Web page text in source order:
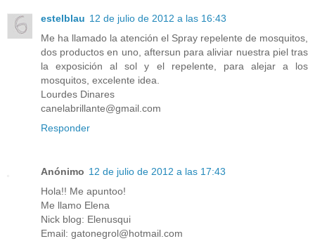
estelblau 12 de julio de 2012 a las 16:43
Me ha llamado la atención el Spray repelente de mosquitos,
dos productos en uno, aftersun para aliviar nuestra piel tras
la exposición al sol y el repelente, para alejar a los
mosquitos, excelente idea.
Lourdes Dinares
canelabrillante@gmail.com
Responder
Anónimo 12 de julio de 2012 a las 17:43
Hola!! Me apuntoo!
Me llamo Elena
Nick blog: Elenusqui
Email: gatonegrol@hotmail.com